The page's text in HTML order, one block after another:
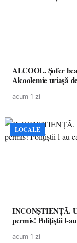
ALCOOL. Șofer
Alcoolemie uriașă
acum 1 zi
LOCALE
INCONȘTIENȚĂ.
permis! Polițiștii l-
acum 1 zi